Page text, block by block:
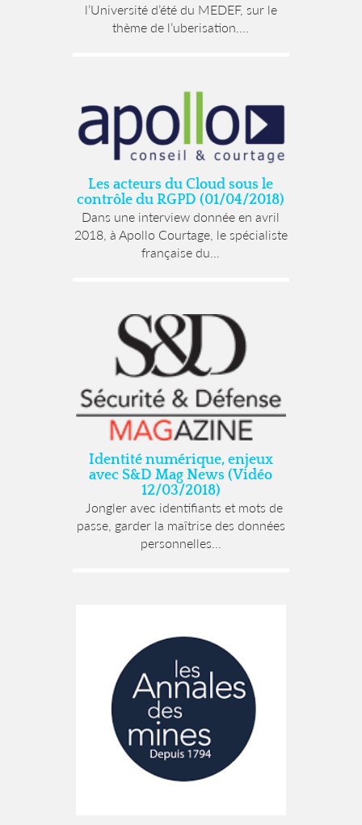
l’Université d’été du MEDEF, sur le
thème de l’uberisation....
Les acteurs du Cloud sous le
contrôle du RGPD (01/04/2018)
Dans une interview donnée en avril
2018, à Apollo Courtage, le spécialiste
française du...
Identité numérique, enjeux
avec S&D Mag News (Vidéo
12/03/2018)
Jongler avec identifiants et mots de
passe, garder la maîtrise des données
personnelles...